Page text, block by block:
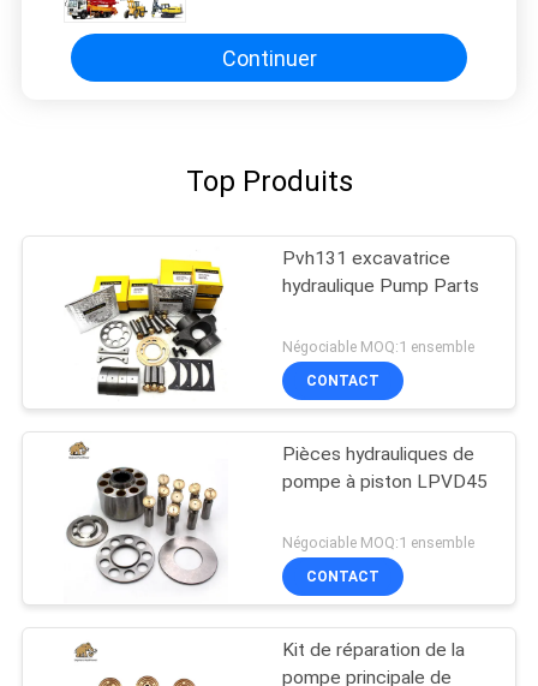
Continuer
Top Produits
Pvh131 excavatrice
hydraulique Pump Parts
Négociable MOQ:1 ensemble
CONTACT
Pièces hydrauliques de
pompe à piston LPVD45
Négociable MOQ:1 ensemble
CONTACT
Kit de réparation de la
pompe principale de